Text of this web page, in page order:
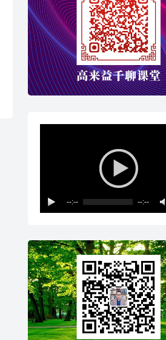
--:-- --:--